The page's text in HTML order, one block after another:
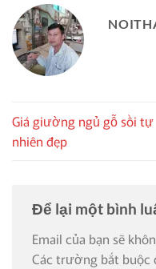
Giá giường ngủ gỗ sồi tự
nhiên đẹp
Để lại một bình
Email của bạn sẽ
Các trường bắt buộc